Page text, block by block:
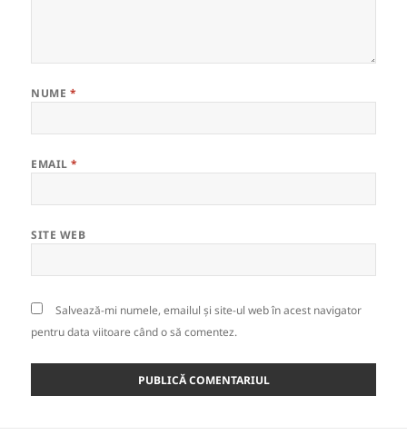
NUME *
EMAIL*
SITE WEB
Salvează-mi numele, emailul și site-ul web în acest navigator
pentru data viitoare când o să comentez.